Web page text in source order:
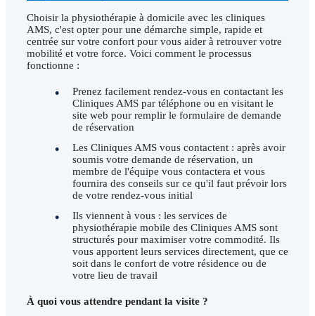
Choisir la physiothérapie à domicile avec les cliniques
AMS, c'est opter pour une démarche simple, rapide et
centrée sur votre confort pour vous aider à retrouver votre
mobilité et votre force. Voici comment le processus
fonctionne :
Prenez facilement rendez-vous en contactant les
Cliniques AMS par téléphone ou en visitant le
site web pour remplir le formulaire de demande
de réservation
Les Cliniques AMS vous contactent : après avoir
soumis votre demande de réservation, un
membre de l'équipe vous contactera et vous
fournira des conseils sur ce qu'il faut prévoir lors
de votre rendez-vous initial
Ils viennent à vous : les services de
physiothérapie mobile des Cliniques AMS sont
structurés pour maximiser votre commodité. Ils
vous apportent leurs services directement, que ce
soit dans le confort de votre résidence ou de
votre lieu de travail
À quoi vous attendre pendant la visite ?